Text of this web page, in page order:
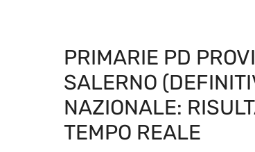
PRIMARIE PD
SALERNO
NAZIONALE:
TEMPO REALE